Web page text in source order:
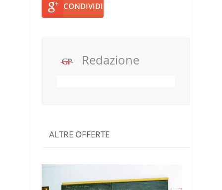
CONDIVIDI
Redazione
ALTRE OFFERTE